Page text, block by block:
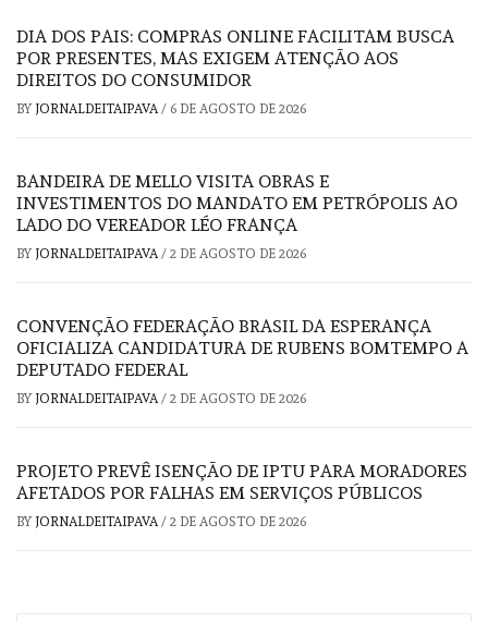
DIA DOS PAIS: COMPRAS ONLINE FACILITAM BUSCA
POR PRESENTES, MAS EXIGEM ATENÇÃO AOS
DIREITOS DO CONSUMIDOR
BY JORNALDEITAIPAVA/ 6 DE AGOSTO DE 2026
BANDEIRA DE MELLO VISITA OBRAS E
INVESTIMENTOS DO MANDATO EM PETRÓPOLIS AO
LADO DO VEREADOR LÉO FRANÇA
BY JORNALDEITAIPAVA/ 2 DE AGOSTO DE 2026
CONVENÇÃO FEDERAÇÃO BRASIL DA ESPERANÇA
OFICIALIZA CANDIDATURA DE RUBENS BOMTEMPO A
DEPUTADO FEDERAL
BY JORNALDEITAIPAVA/ 2 DE AGOSTO DE 2026
PROJETO PREVÊ ISENÇÃO DE IPTU PARA MORADORES
AFETADOS POR FALHAS EM SERVIÇOS PÚBLICOS
BY JORNALDEITAIPAVA/ 2 DE AGOSTO DE 2026